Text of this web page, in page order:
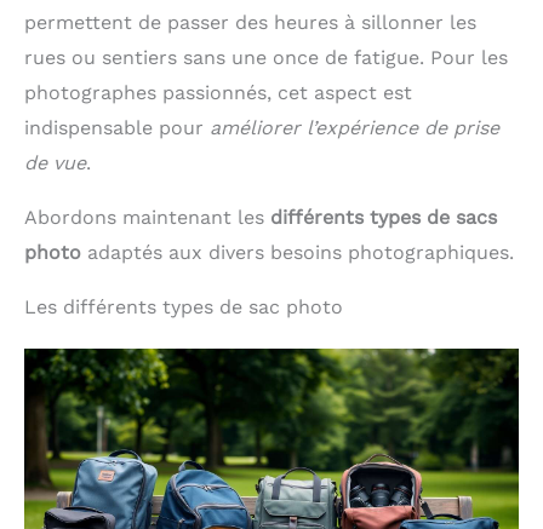
permettent de passer des heures à sillonner les
rues ou sentiers sans une once de fatigue. Pour les
photographes passionnés, cet aspect est
indispensable pour améliorer l’expérience de prise
de vue.
Abordons maintenant les différents types de sacs
photo adaptés aux divers besoins photographiques.
Les différents types de sac photo